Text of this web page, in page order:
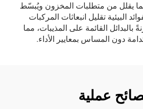
يقلل من متطلبات المخزون ويُبسّط
البيئية تقليل انبعاثات المركبات
بالبدائل القائمة على المذيبات، مما
دون المساس بمعايير الأداء.
عملية